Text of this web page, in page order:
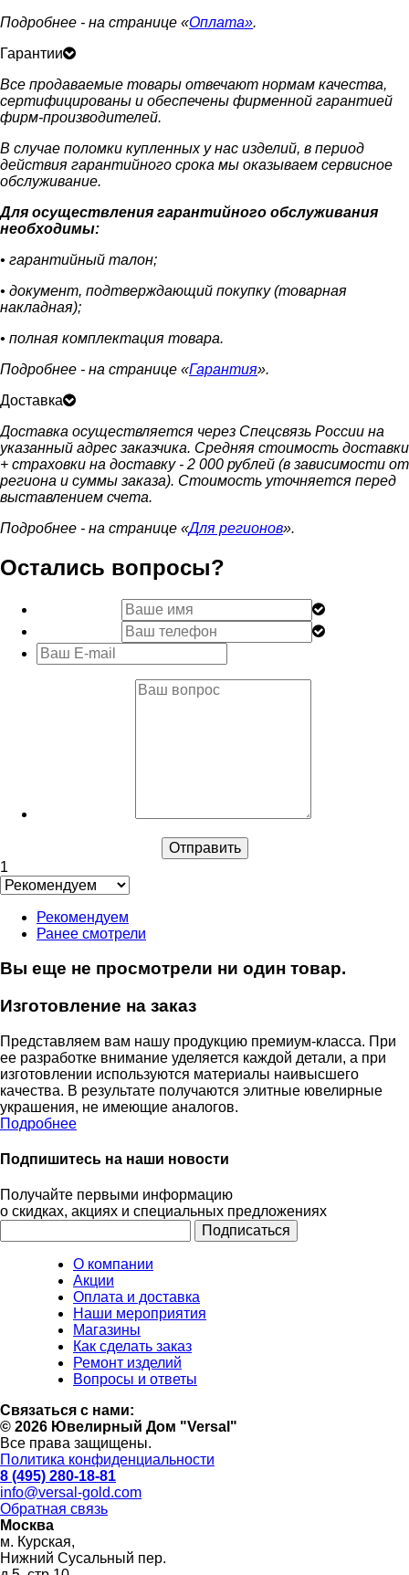
Подробнее - на странице «Оплата».
Гарантии
Все продаваемые товары отвечают нормам качества,
сертифицированы и обеспечены фирменной гарантией
фирм-производителей.
В случае поломки купленных у нас изделий, в период
действия гарантийного срока мы оказываем сервисное
обслуживание.
Для осуществления гарантийного обслуживания
необходимы:
• гарантийный талон;
• документ, подтверждающий покупку (товарная
накладная);
• полная комплектация товара.
Подробнее - на странице «Гарантия».
Доставка
Доставка осуществляется через Спецсвязь России на
указанный адрес заказчика. Средняя стоимость доставки
+ страховки на доставку - 2 000 рублей (в зависимости от
региона и суммы заказа). Стоимость уточняется перед
выставлением счета.
Подробнее - на странице «Для регионов».
Остались вопросы?
1
Рекомендуем
Ранее смотрели
Вы еще не просмотрели ни один товар.
Изготовление на заказ
Представляем вам нашу продукцию премиум-класса. При
ее разработке внимание уделяется каждой детали, а при
изготовлении используются материалы наивысшего
качества. В результате получаются элитные ювелирные
украшения, не имеющие аналогов.
Подробнее
Подпишитесь на наши новости
Получайте первыми информацию
о скидках, акциях и специальных предложениях
О компании
Акции
Оплата и доставка
Наши мероприятия
Магазины
Как сделать заказ
Ремонт изделий
Вопросы и ответы
Связаться с нами:
© 2026 Ювелирный Дом "Versal"
Все права защищены.
Политика конфиденциальности
8 (495) 280-18-81
info@versal-gold.com
Обратная связь
Москва
м. Курская,
Нижний Сусальный пер.